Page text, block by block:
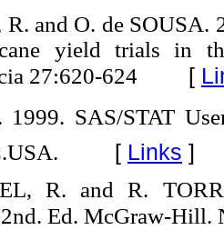
R. and O. de SOUSA.
yield trials in
27:620-624 [
1999. SAS/STAT
[ Links ]
R. and R.
Ed. McGraw-Hill.